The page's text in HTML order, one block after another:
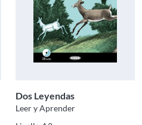
Dos Leyendas
Leer y Aprender